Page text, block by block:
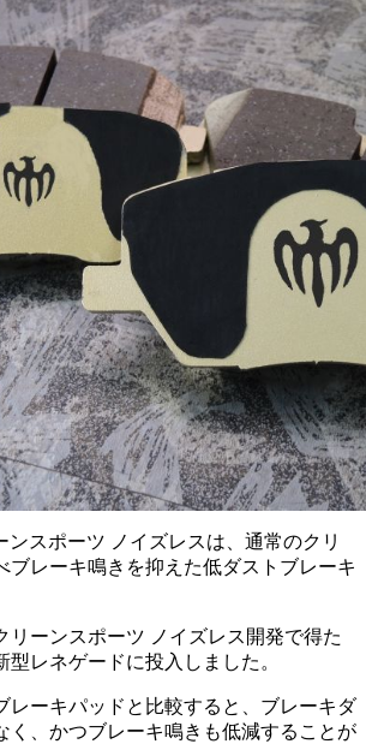
ンスポーツ ノイズレスは、通常のクリ
ブレーキ鳴きを抑えた低ダストブレーキ
リーンスポーツ ノイズレス開発で得た
型レネゲードに投入しました。
レーキパッドと比較すると、ブレーキダ
く、かつブレーキ鳴きも低減することが